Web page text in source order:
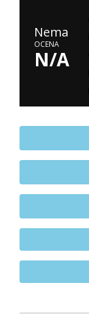
Nema
OCENA
N/A